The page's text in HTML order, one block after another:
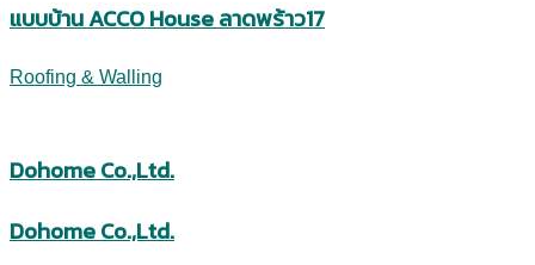
แบบบ้าน ACCO House ลาดพร้าว17
Roofing & Walling
Dohome Co.,Ltd.
Dohome Co.,Ltd.